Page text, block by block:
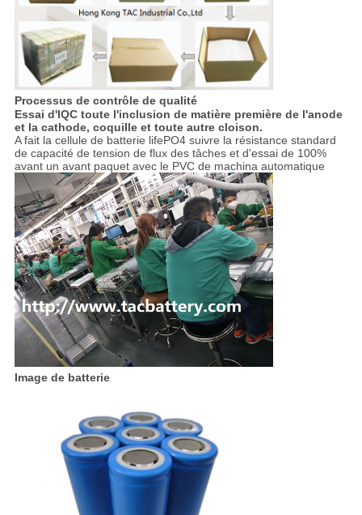
Processus de contrôle de qualité
Essai d'IQC toute l'inclusion de matière première de l'anode
et la cathode, coquille et toute autre cloison.
A fait la cellule de batterie lifePO4 suivre la résistance standard
de capacité de tension de flux des tâches et d'essai de 100%
avant un avant paquet avec le PVC de machina automatique
Image de batterie